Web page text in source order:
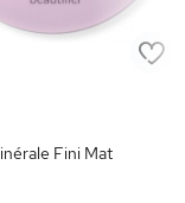
Fini Mat